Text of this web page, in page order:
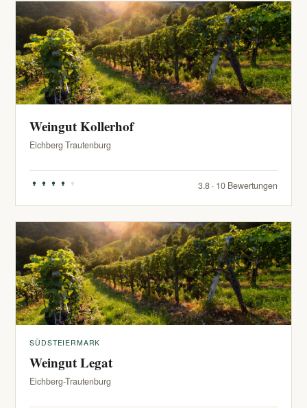
Weingut Kollerhof
Eichberg Trautenburg
3.8 · 10 Bewertungen
SÜDSTEIERMARK
Weingut Legat
Eichberg-Trautenburg